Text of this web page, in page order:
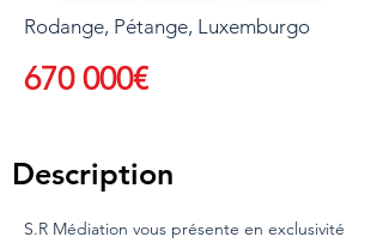
Rodange, Pétange, Luxemburgo
670 000€
Description
S.R Médiation vous présente en exclusivité